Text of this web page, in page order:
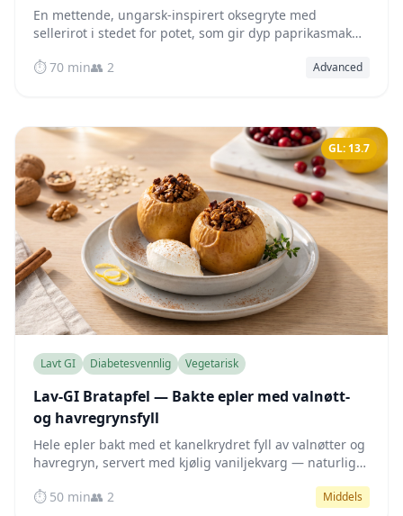
En mettende, ungarsk-inspirert oksegryte med
sellerirot i stedet for potet, som gir dyp paprikasmak
fint stabilt.
⏱️ 70 min👥 2 Advanced
GL: 13.7
Lavt GI Diabetesvennlig Vegetarisk
Lav-GI Bratapfel — Bakte epler med valnøtt-
og havregrynsfyll
Hele epler bakt med et kanelkrydret fyll av valnøtter og
havregryn, servert med kjølig vaniljekvarg — naturlig
⏱️ 50 min👥 2 Middels